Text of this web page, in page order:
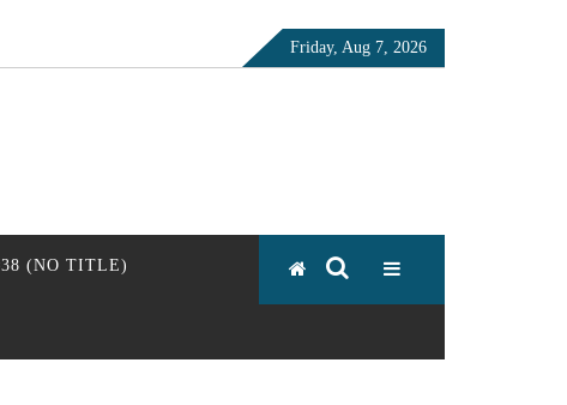
Friday, Aug 7, 2026
(NO TITLE)